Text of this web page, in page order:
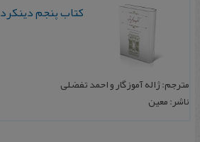
كتاب پنجم دینكرد
مترجم: ژاله آموزگار و احمد تفضلی
ناشر: معین